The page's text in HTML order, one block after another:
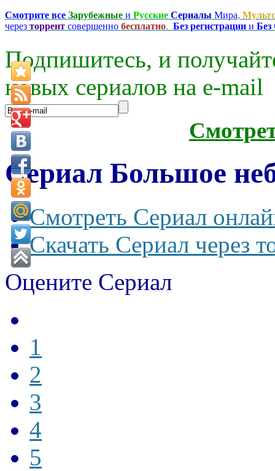
Смотрите все Зарубежные и Русские Сериалы Мира,
через торрент совершенно бесплатно. Без регистрации и
Подпишитесь, и
новых сериалов на e-mаil
Сериал Большое
Смотреть Сериал
Скачать Сериал через
Оцените Сериал
1
2
3
4
5